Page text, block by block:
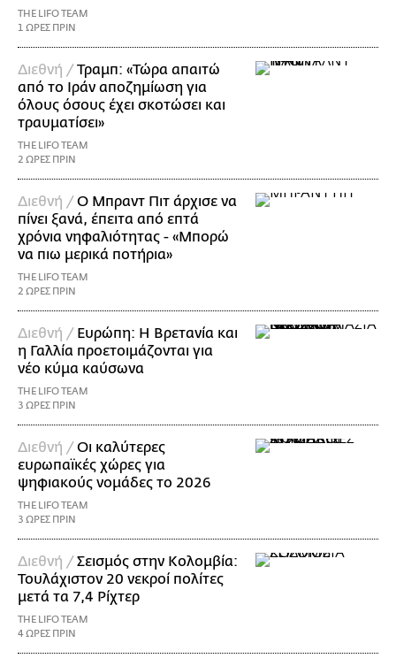
THE LIFO TEAM
1 ΩΡΕΣ ΠΡΙΝ
Διεθνή /Τραμπ: «Τώρα απαιτώ
από το Ιράν αποζημίωση για
όλους όσους έχει σκοτώσει και
τραυματίσει»
THE LIFO TEAM
2 ΩΡΕΣ ΠΡΙΝ
Διεθνή /Ο Μπραντ Πιτ άρχισε να
πίνει ξανά, έπειτα από επτά
χρόνια νηφαλιότητας - «Μπορώ
να πιω μερικά ποτήρια»
THE LIFO TEAM
2 ΩΡΕΣ ΠΡΙΝ
Διεθνή / Ευρώπη: Η Βρετανία και
η Γαλλία προετοιμάζονται για
νέο κύμα καύσωνα
THE LIFO TEAM
3 ΩΡΕΣ ΠΡΙΝ
Διεθνή /Οι καλύτερες
ευρωπαϊκές χώρες για
ψηφιακούς νομάδες το 2026
THE LIFO TEAM
3 ΩΡΕΣ ΠΡΙΝ
Διεθνή /Σεισμός στην Κολομβία:
Τουλάχιστον 20 νεκροί πολίτες
μετά τα 7,4 Ρίχτερ
THE LIFO TEAM
4 ΩΡΕΣ ΠΡΙΝ